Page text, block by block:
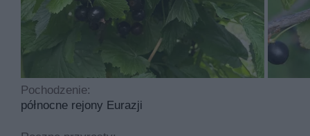
rośliny, zapewniając jej w ten sposób ładny pokrój. Nie
zainteresuje cię także
ten artykuł z przepisami na
Uprawa ciekawych odmian czarnej
Brodtrop –
odporna jest na opadzinę liści, ale zagraża roślinie
Pochodzenie:
północne rejony Eurazji